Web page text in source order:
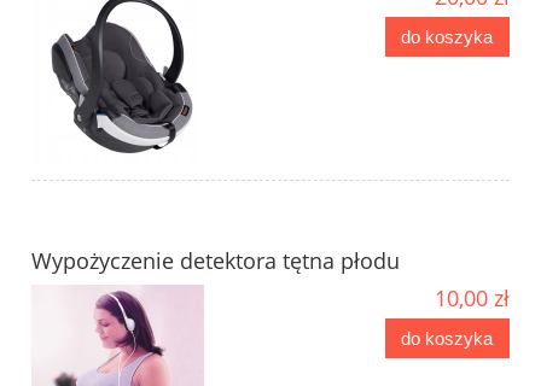
do koszyka
Wypożyczenie detektora tętna płodu
10,00 zł
do koszyka